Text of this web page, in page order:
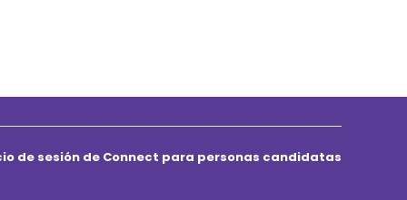
de sesión de Connect para personas candidatas